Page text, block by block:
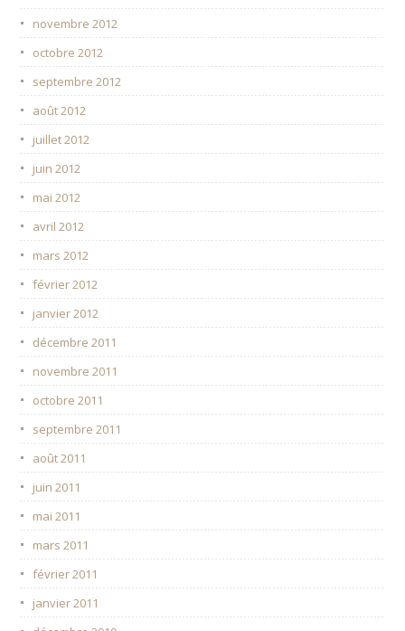
novembre 2012
octobre 2012
septembre 2012
août 2012
juillet 2012
juin 2012
mai 2012
avril 2012
mars 2012
février 2012
janvier 2012
décembre 2011
novembre 2011
octobre 2011
septembre 2011
août 2011
juin 2011
mai 2011
mars 2011
février 2011
janvier 2011